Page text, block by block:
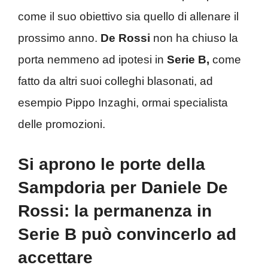
come il suo obiettivo sia quello di allenare il
prossimo anno. De Rossi non ha chiuso la
porta nemmeno ad ipotesi in Serie B, come
fatto da altri suoi colleghi blasonati, ad
esempio Pippo Inzaghi, ormai specialista
delle promozioni.
Si aprono le porte della
Sampdoria per Daniele De
Rossi: la permanenza in
Serie B può convincerlo ad
accettare